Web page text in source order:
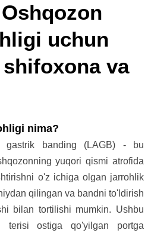
uchun
va
nima?
gastrik banding (LAGB) - bu
yuqori qismi atrofida
o'z ichiga olgan jarrohlik
qilingan va bandni to'ldirish
bilan tortilishi mumkin. Ushbu
terisi ostiga qo'yilgan portga